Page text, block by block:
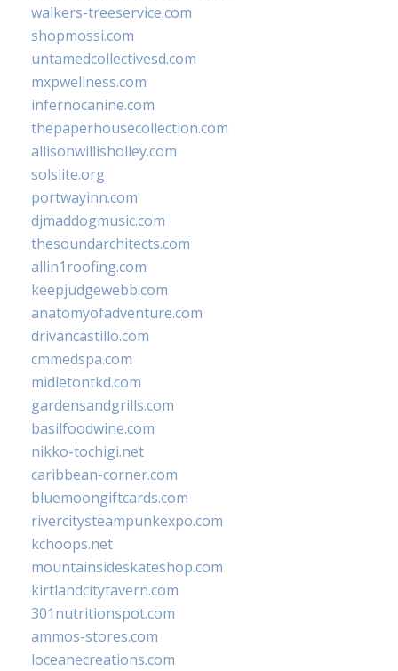
walkers-treeservice.com
shopmossi.com
untamedcollectivesd.com
mxpwellness.com
infernocanine.com
thepaperhousecollection.com
allisonwillisholley.com
solslite.org
portwayinn.com
djmaddogmusic.com
thesoundarchitects.com
allin1roofing.com
keepjudgewebb.com
anatomyofadventure.com
drivancastillo.com
cmmedspa.com
midletontkd.com
gardensandgrills.com
basilfoodwine.com
nikko-tochigi.net
caribbean-corner.com
bluemoongiftcards.com
rivercitysteampunkexpo.com
kchoops.net
mountainsideskateshop.com
kirtlandcitytavern.com
301nutritionspot.com
ammos-stores.com
loceanecreations.com